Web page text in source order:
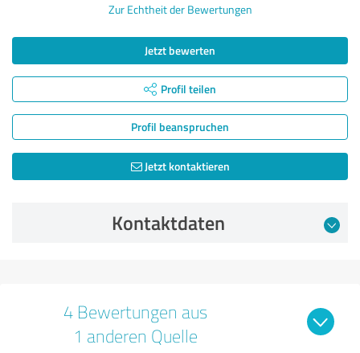
Zur Echtheit der Bewertungen
Jetzt bewerten
Profil teilen
Profil beanspruchen
Jetzt kontaktieren
Kontaktdaten
4 Bewertungen aus
1 anderen Quelle